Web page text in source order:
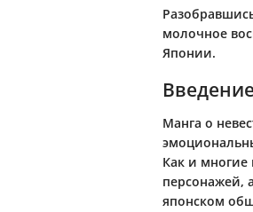
молочное
Японии.
Манга о
Как и многие
персонажей,
японском